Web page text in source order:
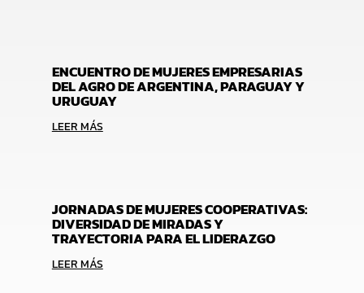
ENCUENTRO DE MUJERES EMPRESARIAS
DEL AGRO DE ARGENTINA, PARAGUAY Y
URUGUAY
LEER MÁS
JORNADAS DE MUJERES COOPERATIVAS:
DIVERSIDAD DE MIRADAS Y
TRAYECTORIA PARA EL LIDERAZGO
LEER MÁS